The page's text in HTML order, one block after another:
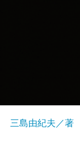
三島由紀夫／著